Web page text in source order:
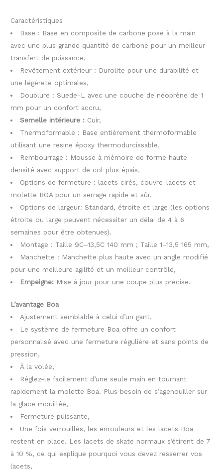
Caractéristiques
Base : Base en composite de carbone posé à la main
avec une plus grande quantité de carbone pour un meilleur
transfert de puissance,
Revêtement extérieur : Durolite pour une durabilité et
une légèreté optimales,
Doublure : Suede-L avec une couche de néoprène de 1
mm pour un confort accru,
Semelle intérieure :Cuir,
Thermoformable : Base entièrement thermoformable
utilisant une résine époxy thermodurcissable,
Rembourrage : Mousse à mémoire de forme haute
densité avec support de col plus épais,
Options de fermeture : lacets cirés, couvre-lacets et
molette BOA pour un serrage rapide et sûr.
Options de largeur: Standard, étroite et large (les options
étroite ou large peuvent nécessiter un délai de 4 à 6
semaines pour être obtenues).
Montage : Taille 9C–13,5C 140 mm ; Taille 1–13,5 165 mm,
Manchette : Manchette plus haute avec un angle modifié
pour une meilleure agilité et un meilleur contrôle,
Empeigne:Mise à jour pour une coupe plus précise.
L’avantage Boa
Ajustement semblable à celui d’un gant,
Le système de fermeture Boa offre un confort
personnalisé avec une fermeture régulière et sans points de
pression,
À la volée,
Réglez-le facilement d’une seule main en tournant
rapidement la molette Boa. Plus besoin de s’agenouiller sur
la glace mouillée,
Fermeture puissante,
Une fois verrouillés, les enrouleurs et les lacets Boa
restent en place. Les lacets de skate normaux s’étirent de 7
à 10 %, ce qui explique pourquoi vous devez resserrer vos
lacets,